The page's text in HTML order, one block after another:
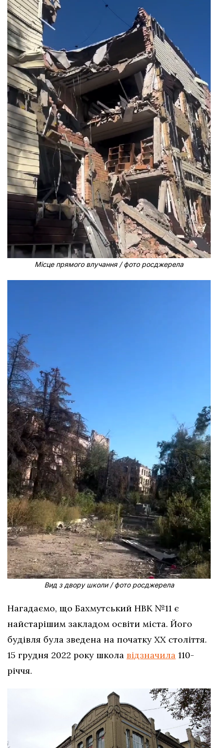
Місце прямого влучання / фото росджерела
Вид з двору школи / фото росджерела
Нагадаємо, що Бахмутський НВК №11 є
найстарішим закладом освіти міста. Його
будівля була зведена на початку ХХ століття.
15 грудня 2022 року школа відзначила 110-
річчя.